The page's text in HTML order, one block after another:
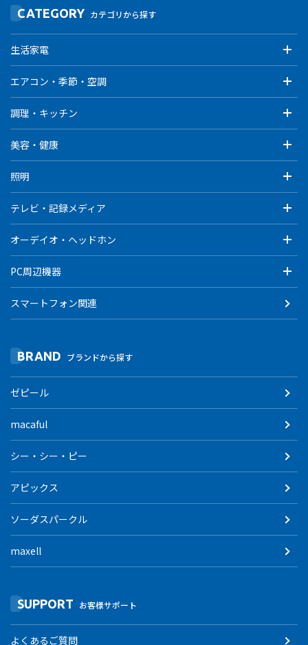
CATEGORY カテゴリから探す
生活家電
エアコン・季節・空調
調理・キッチン
美容・健康
照明
テレビ・記録メディア
オーデイオ・ヘッドホン
PC周辺機器
スマートフォン関連
BRAND ブランドから探す
ゼピール
macaful
シー・シー・ピー
アピックス
ソーダスパークル
maxell
SUPPORT お客様サポート
よくあるご質問